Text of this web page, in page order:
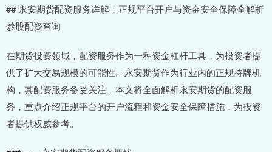
## 永安期货配资服务详解：正规平台开户与资金安全保障全解析
炒股配资查询
在期货投资领域，配资服务作为一种资金杠杆工具，为投资者提
供了扩大交易规模的可能性。永安期货作为行业内的正规持牌机
构，其配资服务备受关注。本文将全面解析永安期货的配资服
务，重点介绍正规平台的开户流程和资金安全保障措施，为投资
者提供权威参考。